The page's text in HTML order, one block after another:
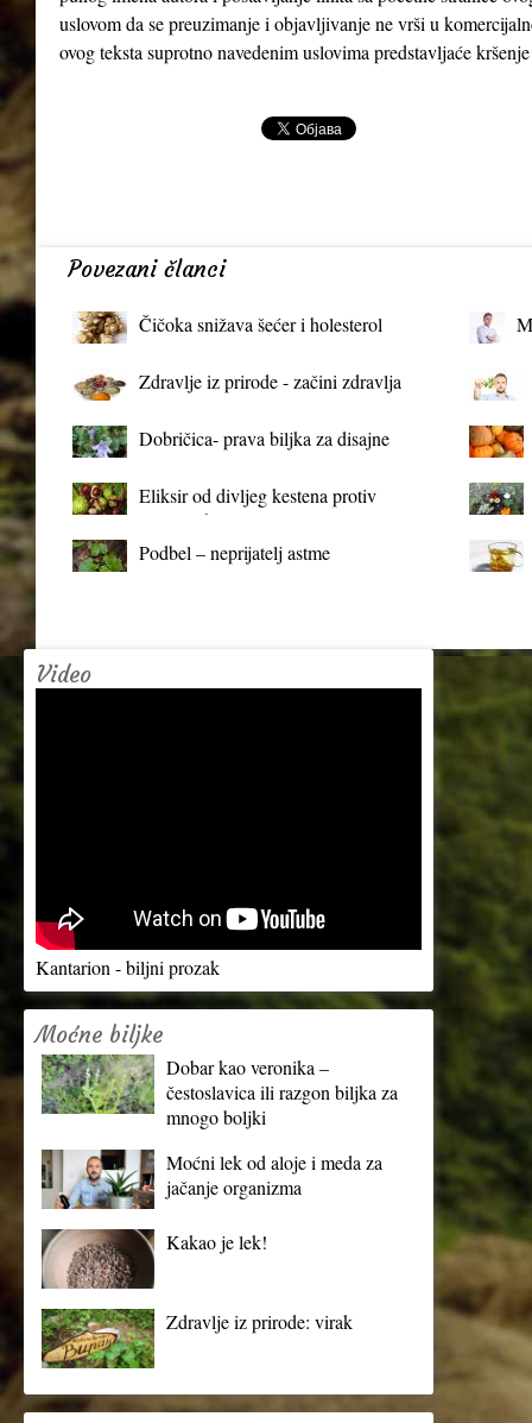
uslovom da se preuzimanje i objavljivanje ne vrši u
ovog teksta suprotno navedenim uslovima predstavljaće
Povezani članci
Čičoka snižava šećer i holesterol
Zdravlje iz prirode - začini zdravlja
Dobričica- prava biljka za disajne
Eliksir od divljeg kestena protiv
proširenih vena
Podbel – neprijatelj astme
Video
Kantarion - biljni prozak
Moćne biljke
Dobar kao veronika –
čestoslavica ili razgon biljka za
mnogo boljki
Moćni lek od aloje i meda za
jačanje organizma
Kakao je lek!
Zdravlje iz prirode: virak